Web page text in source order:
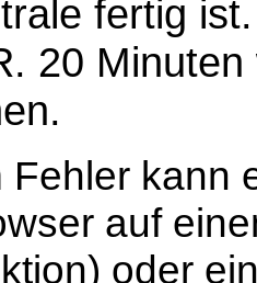
fertig
20
Fehler kann
auf
oder